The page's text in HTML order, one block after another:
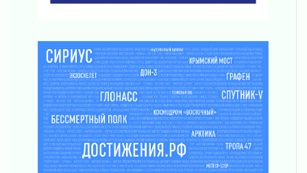
03 августа 2026
Строительные компании Ленобласти
подняли зарплаты почти на 40% за год
03 августа 2026
Шесть новых жизней в честь дня рождения
Ленинградской области
03 августа 2026
Уроки безопасности для детей и взрослых
03 августа 2026